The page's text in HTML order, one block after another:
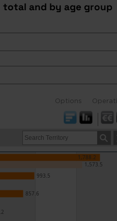
and by age group
Options
1,788.2
993.5
857.6
1,573.5